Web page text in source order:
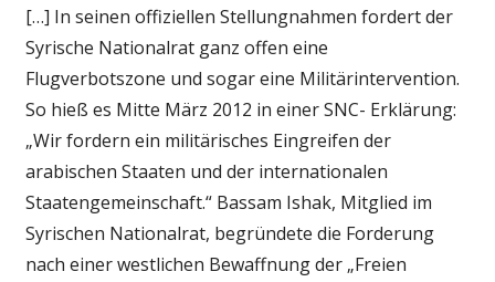
[…] In seinen offiziellen Stellungnahmen fordert der
Syrische Nationalrat ganz offen eine
Flugverbotszone und sogar eine Militärintervention.
So hieß es Mitte März 2012 in einer SNC- Erklärung:
„Wir fordern ein militärisches Eingreifen der
arabischen Staaten und der internationalen
Staatengemeinschaft.“ Bassam Ishak, Mitglied im
Syrischen Nationalrat, begründete die Forderung
nach einer westlichen Bewaffnung der „Freien